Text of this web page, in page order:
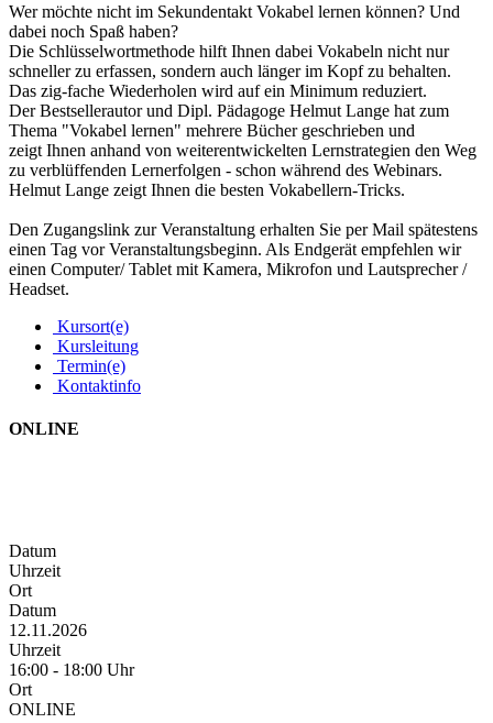
Wer möchte nicht im Sekundentakt Vokabel lernen können? Und
dabei noch Spaß haben?
Die Schlüsselwortmethode hilft Ihnen dabei Vokabeln nicht nur
schneller zu erfassen, sondern auch länger im Kopf zu behalten.
Das zig-fache Wiederholen wird auf ein Minimum reduziert.
Der Bestsellerautor und Dipl. Pädagoge Helmut Lange hat zum
Thema "Vokabel lernen" mehrere Bücher geschrieben und
zeigt Ihnen anhand von weiterentwickelten Lernstrategien den Weg
zu verblüffenden Lernerfolgen - schon während des Webinars.
Helmut Lange zeigt Ihnen die besten Vokabellern-Tricks.
Den Zugangslink zur Veranstaltung erhalten Sie per Mail spätestens
einen Tag vor Veranstaltungsbeginn. Als Endgerät empfehlen wir
einen Computer/ Tablet mit Kamera, Mikrofon und Lautsprecher /
Headset.
Kursort(e)
Kursleitung
Termin(e)
Kontaktinfo
ONLINE
Datum
Uhrzeit
Ort
Datum
12.11.2026
Uhrzeit
16:00 - 18:00 Uhr
Ort
ONLINE